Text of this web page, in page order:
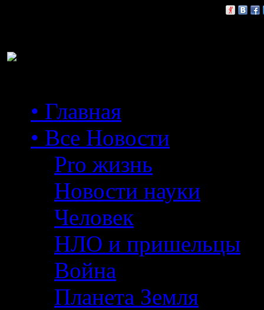
• Главная
• Все Новости
Pro жизнь
Новости науки
Человек
НЛО и пришельцы
Война
Планета Земля